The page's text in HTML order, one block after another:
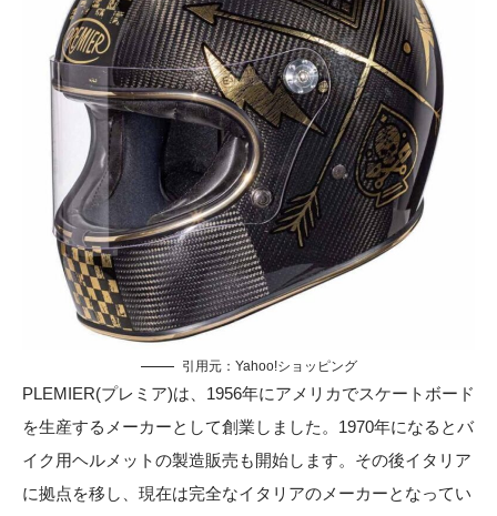
引用元： Yahoo!ショッピング
PLEMIER(プレミア)は、1956年にアメリカでスケートボード
を生産するメーカーとして創業しました。1970年になるとバ
イク用ヘルメットの製造販売も開始します。その後イタリア
に拠点を移し、現在は完全なイタリアのメーカーとなってい